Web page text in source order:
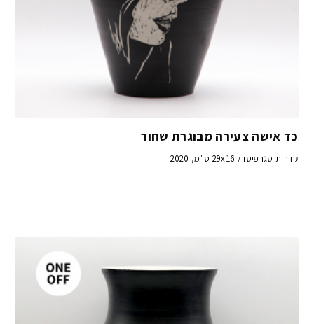
כד אישה צעירה מבוגרת שחור
קדרות סגרפיטו / 29x16 ס"מ, 2020